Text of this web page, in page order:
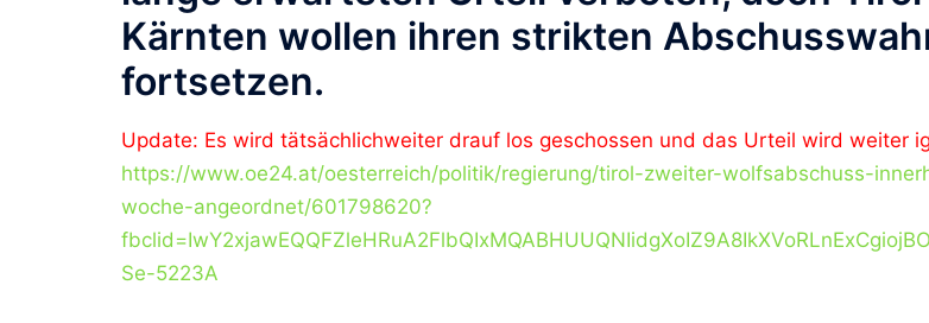
Kärnten wollen ihren strikten
fortsetzen.
Update: Es wird tätsächlichweiter drauf los geschossen und das Urteil wird weiter
https://www.oe24.at/oesterreich/politik/regierung/tirol-zweiter-wolfsabschuss-
woche-angeordnet/601798620?
Se-5223A